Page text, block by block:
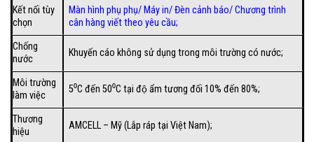
Kết nối tùy
chọn
Màn hình phụ phụ/ Máy in/Đèn cảnh báo/Chương trình
cân hàng viết theo yêu cầu;
Chống
nước
Khuyến cáo không sử dụng trong môi trường có nước;
Môi trường
làm việc
5⁰C đến 50⁰C tại độ ẩm tương đối 10% đến 80%;
Thương
hiệu
AMCELL – Mỹ (Lắp ráp tại Việt Nam);